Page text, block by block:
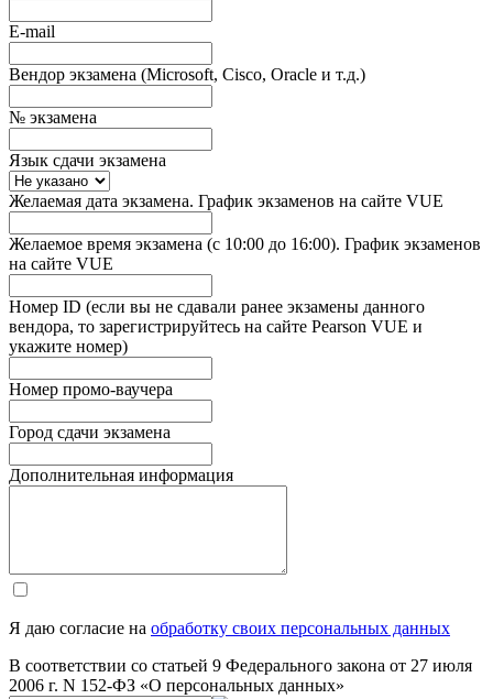
E-mail
Вендор экзамена (Microsoft, Cisco, Oracle и т.д.)
№ экзамена
Язык сдачи экзамена
Желаемая дата экзамена. График экзаменов на сайте VUE
Желаемое время экзамена (с 10:00 до 16:00). График экзаменов
на сайте VUE
Номер ID (если вы не сдавали ранее экзамены данного
вендора, то зарегистрируйтесь на сайте Pearson VUE и
укажите номер)
Номер промо-ваучера
Город сдачи экзамена
Дополнительная информация
Я даю согласие на обработку своих персональных данных
В соответствии со статьей 9 Федерального закона от 27 июля
2006 г. N 152-ФЗ «О персональных данных»